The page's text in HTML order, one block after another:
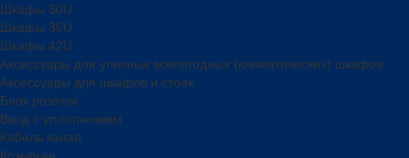
Шкафы 30U
Шкафы 36U
Шкафы 42U
Аксессуары для уличных всепогодных (климатических) шкафов
Аксессуары для шкафов и стоек
Блок розеток
Ввод с уплотнением
Кабель канал
Козырьки